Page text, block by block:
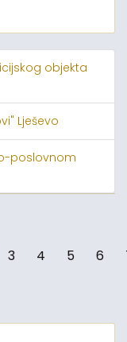
objekta
Lješevo
poslovnom
3 4 5 6